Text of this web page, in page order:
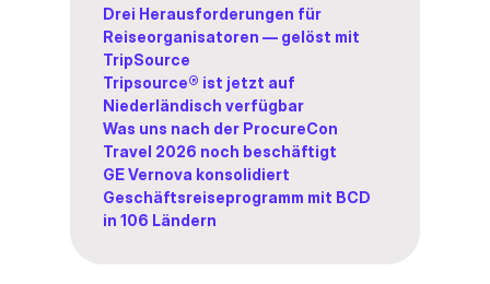
Drei Herausforderungen für
Reiseorganisatoren — gelöst mit
TripSource
Tripsource® ist jetzt auf
Niederländisch verfügbar
Was uns nach der ProcureCon
Travel 2026 noch beschäftigt
GE Vernova konsolidiert
Geschäftsreiseprogramm mit BCD
in 106 Ländern